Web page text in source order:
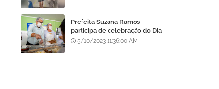
Prefeita Suzana Ramos
participa de celebração do Dia
das Mães no Restaurante
5/10/2023 11:36:00 AM